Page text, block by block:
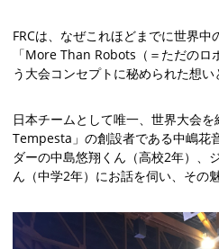
FRCは、なぜこれほどまでに世界中
「More Than Robots（＝ただの
う大会コンセプトに秘められた想い
日本チームとして唯一、世界大会
Tempesta」の創設者である中嶋花
ダーの中島悠翔くん（高校2年）、
ん（中学2年）にお話を伺い、その